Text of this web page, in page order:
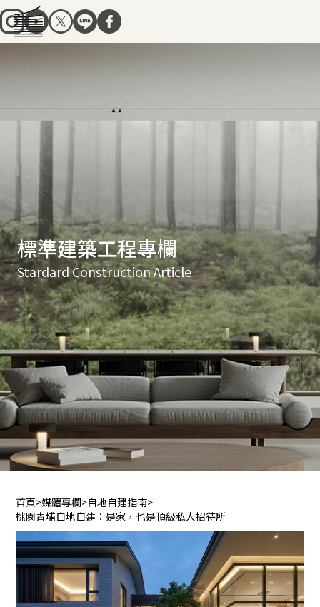
標準建築工程專欄
Stardard Construction Article
首頁>媒體專欄>自地自建指南>
桃園青埔自地自建：是家，也是頂級私人招待所